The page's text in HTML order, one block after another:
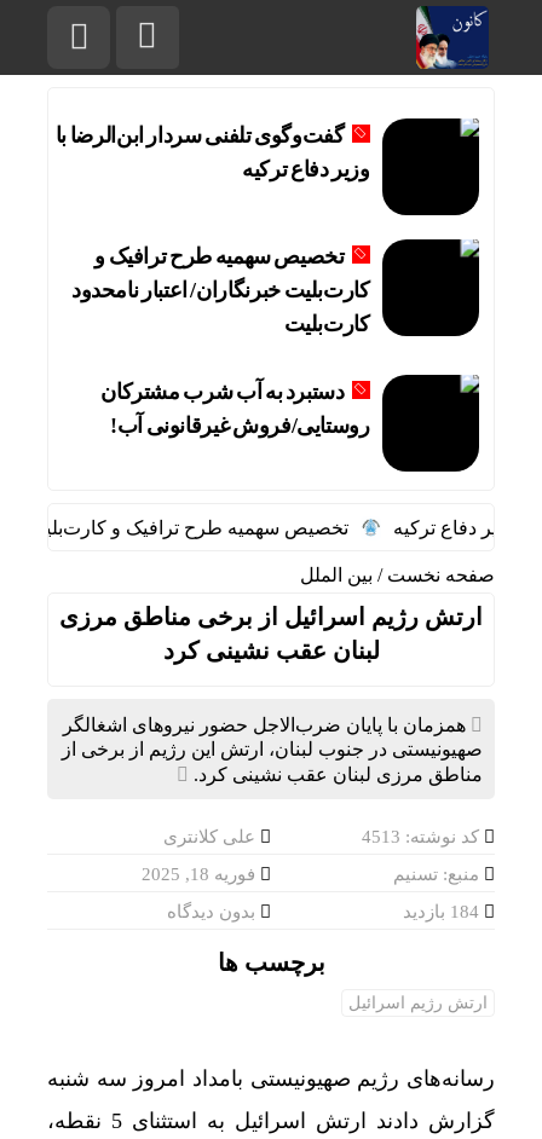
گفت‌وگوی تلفنی سردار ابن‌الرضا با
وزیر دفاع ترکیه
تخصیص سهمیه طرح ترافیک و
کارت‌بلیت خبرنگاران/ اعتبار نامحدود
کارت‌بلیت
دستبرد به آب شرب مشترکان
روستایی/فروش غیرقانونی آب!
دفاع ترکیه تخصیص سهمیه طرح ترافیک و کارت‌بلیت
صفحه نخست / بین الملل
ارتش رژیم اسرائیل از برخی مناطق مرزی
لبنان عقب نشینی کرد
همزمان با پایان ضرب‌الاجل حضور نیروهای اشغالگر
صهیونیستی در جنوب لبنان، ارتش این رژیم از برخی از
مناطق مرزی لبنان عقب نشینی کرد.
کد نوشته: 4513
علی کلانتری
منبع: تسنیم
فوریه 18, 2025
بدون دیدگاه
برچسب ها
ارتش رژیم اسرائیل
رسانه‌های رژیم صهیونیستی بامداد امروز سه شنبه
گزارش دادند ارتش اسرائیل به استثنای 5 نقطه،